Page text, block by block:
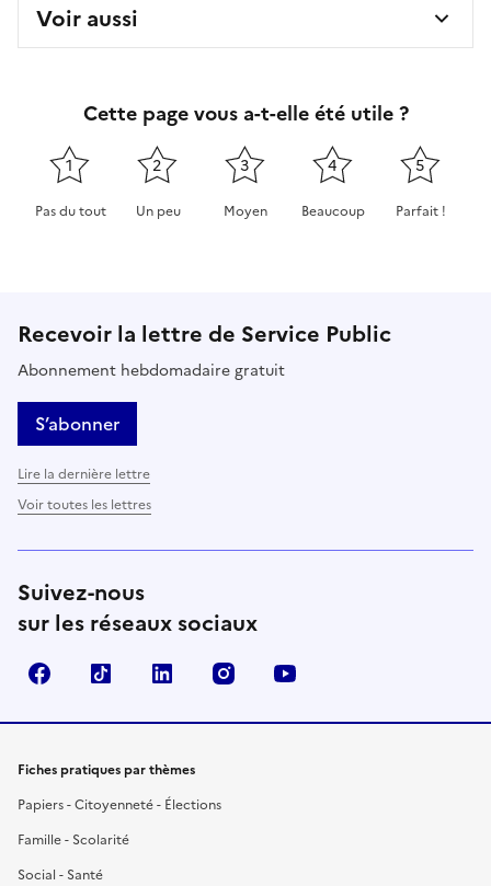
Voir aussi
Cette page vous a-t-elle été utile ?
1
Pas du tout
2
Un peu
3
Moyen
4
Beaucoup
5
Parfait !
Recevoir la lettre de Service Public
Abonnement hebdomadaire gratuit
S’abonner
Lire la dernière lettre
Voir toutes les lettres
Suivez-nous
sur les réseaux sociaux
FacebookTikTok LinkedIn Instagram
Fiches pratiques par thèmes
Papiers - Citoyenneté - Élections
Famille - Scolarité
Social - Santé